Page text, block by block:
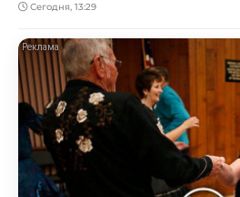
Сегодня, 13:29